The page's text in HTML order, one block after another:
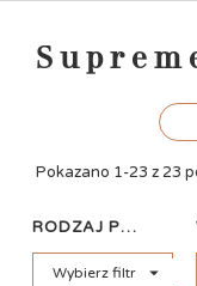
Pokazano 1-23 z 23
RODZAJ PŁYTKI
Wybierz filtr 